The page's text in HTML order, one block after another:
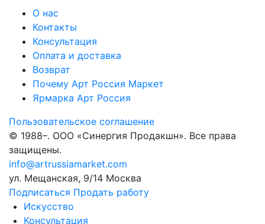
О нас
Контакты
Консультация
Оплата и доставка
Возврат
Почему Арт Россия Маркет
Ярмарка Арт Россия
Пользовательское соглашение
© 1988–. ООО «Синергия Продакшн». Все права
защищены.
info@artrussiamarket.com
ул. Мещанская, 9/14 Москва
Подписаться Продать работу
Искусство
Консультация